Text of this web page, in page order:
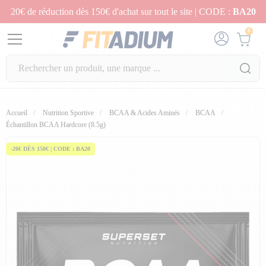
20€ de réduction dès 150€ d'achat sur tout le site | CODE : BA20
0
Accueil Nutrition Sportive BCAA & Acides Aminés
BCAA
Échantillon BCAA Hardcore (8.5g)
-20€ DÈS 150€ | CODE : BA20